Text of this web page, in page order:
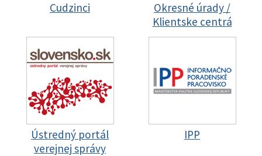
Cudzinci
Okresné úrady /
Klientske centrá
Ústredný portál
verejnej správy
IPP